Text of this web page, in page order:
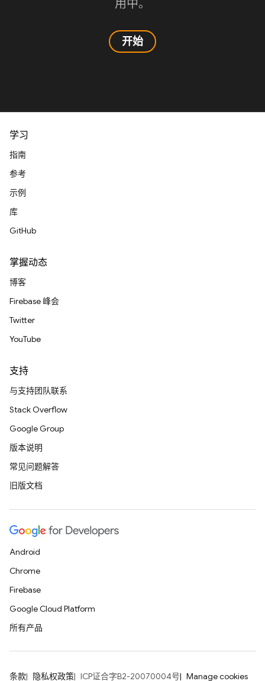
用中。
开始
学习
指南
参考
示例
库
GitHub
掌握动态
博客
Firebase 峰会
Twitter
YouTube
支持
与支持团队联系
Stack Overflow
Google Group
版本说明
常见问题解答
旧版文档
Android
Chrome
Firebase
Google Cloud Platform
所有产品
条款 隐私权政策 ICP证合字B2-20070004号 Manage cookies